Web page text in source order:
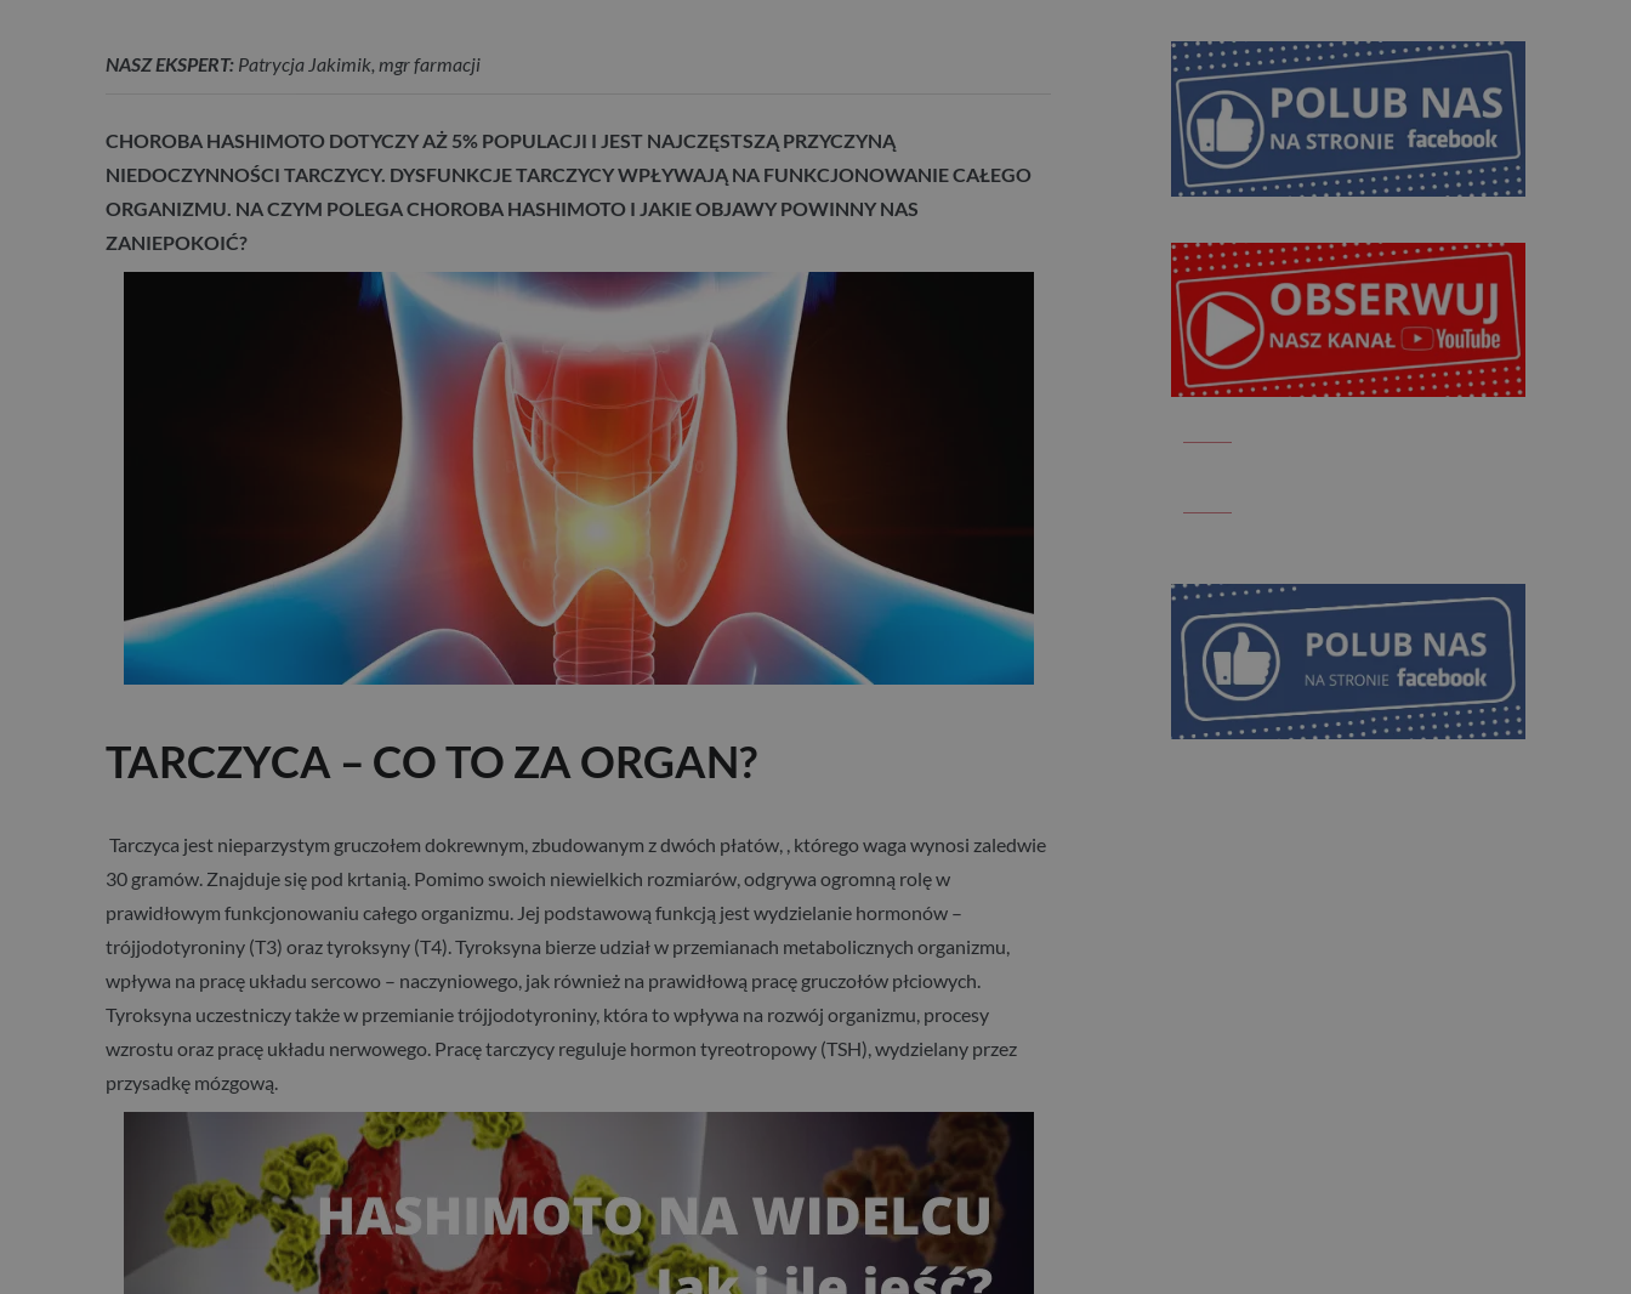
NASZ EKSPERT: Patrycja Jakimik, mgr farmacji
CHOROBA HASHIMOTO DOTYCZY AŻ 5% POPULACJI I JEST NAJCZĘSTSZĄ PRZYCZYNĄ
NIEDOCZYNNOŚCI TARCZYCY. DYSFUNKCJE TARCZYCY WPŁYWAJĄ NA FUNKCJONOWANIE CAŁEGO
ORGANIZMU. NA CZYM POLEGA CHOROBA HASHIMOTO I JAKIE OBJAWY POWINNY NAS
ZANIEPOKOIĆ?
TARCZYCA – CO TO ZA ORGAN?
Tarczyca jest nieparzystym gruczołem dokrewnym, zbudowanym z dwóch płatów, , którego waga wynosi zaledwie
30 gramów. Znajduje się pod krtanią. Pomimo swoich niewielkich rozmiarów, odgrywa ogromną rolę w
prawidłowym funkcjonowaniu całego organizmu. Jej podstawową funkcją jest wydzielanie hormonów –
trójjodotyroniny (T3) oraz tyroksyny (T4). Tyroksyna bierze udział w przemianach metabolicznych organizmu,
wpływa na pracę układu sercowo – naczyniowego, jak również na prawidłową pracę gruczołów płciowych.
Tyroksyna uczestniczy także w przemianie trójjodotyroniny, która to wpływa na rozwój organizmu, procesy
wzrostu oraz pracę układu nerwowego. Pracę tarczycy reguluje hormon tyreotropowy (TSH), wydzielany przez
przysadkę mózgową.